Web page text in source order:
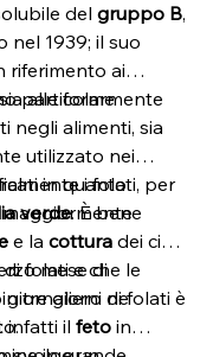
delgruppo B,
nel 1939; il suo
riferimento ai
particolarmente
alle forme
negli alimenti, sia
utilizzato nei
in quanto
maggiormente
i folati, per
verde. È bene
e lacottura dei cibi
folati e che le
tre giorni ne
mese di
di folati è
: infatti ilfeto in